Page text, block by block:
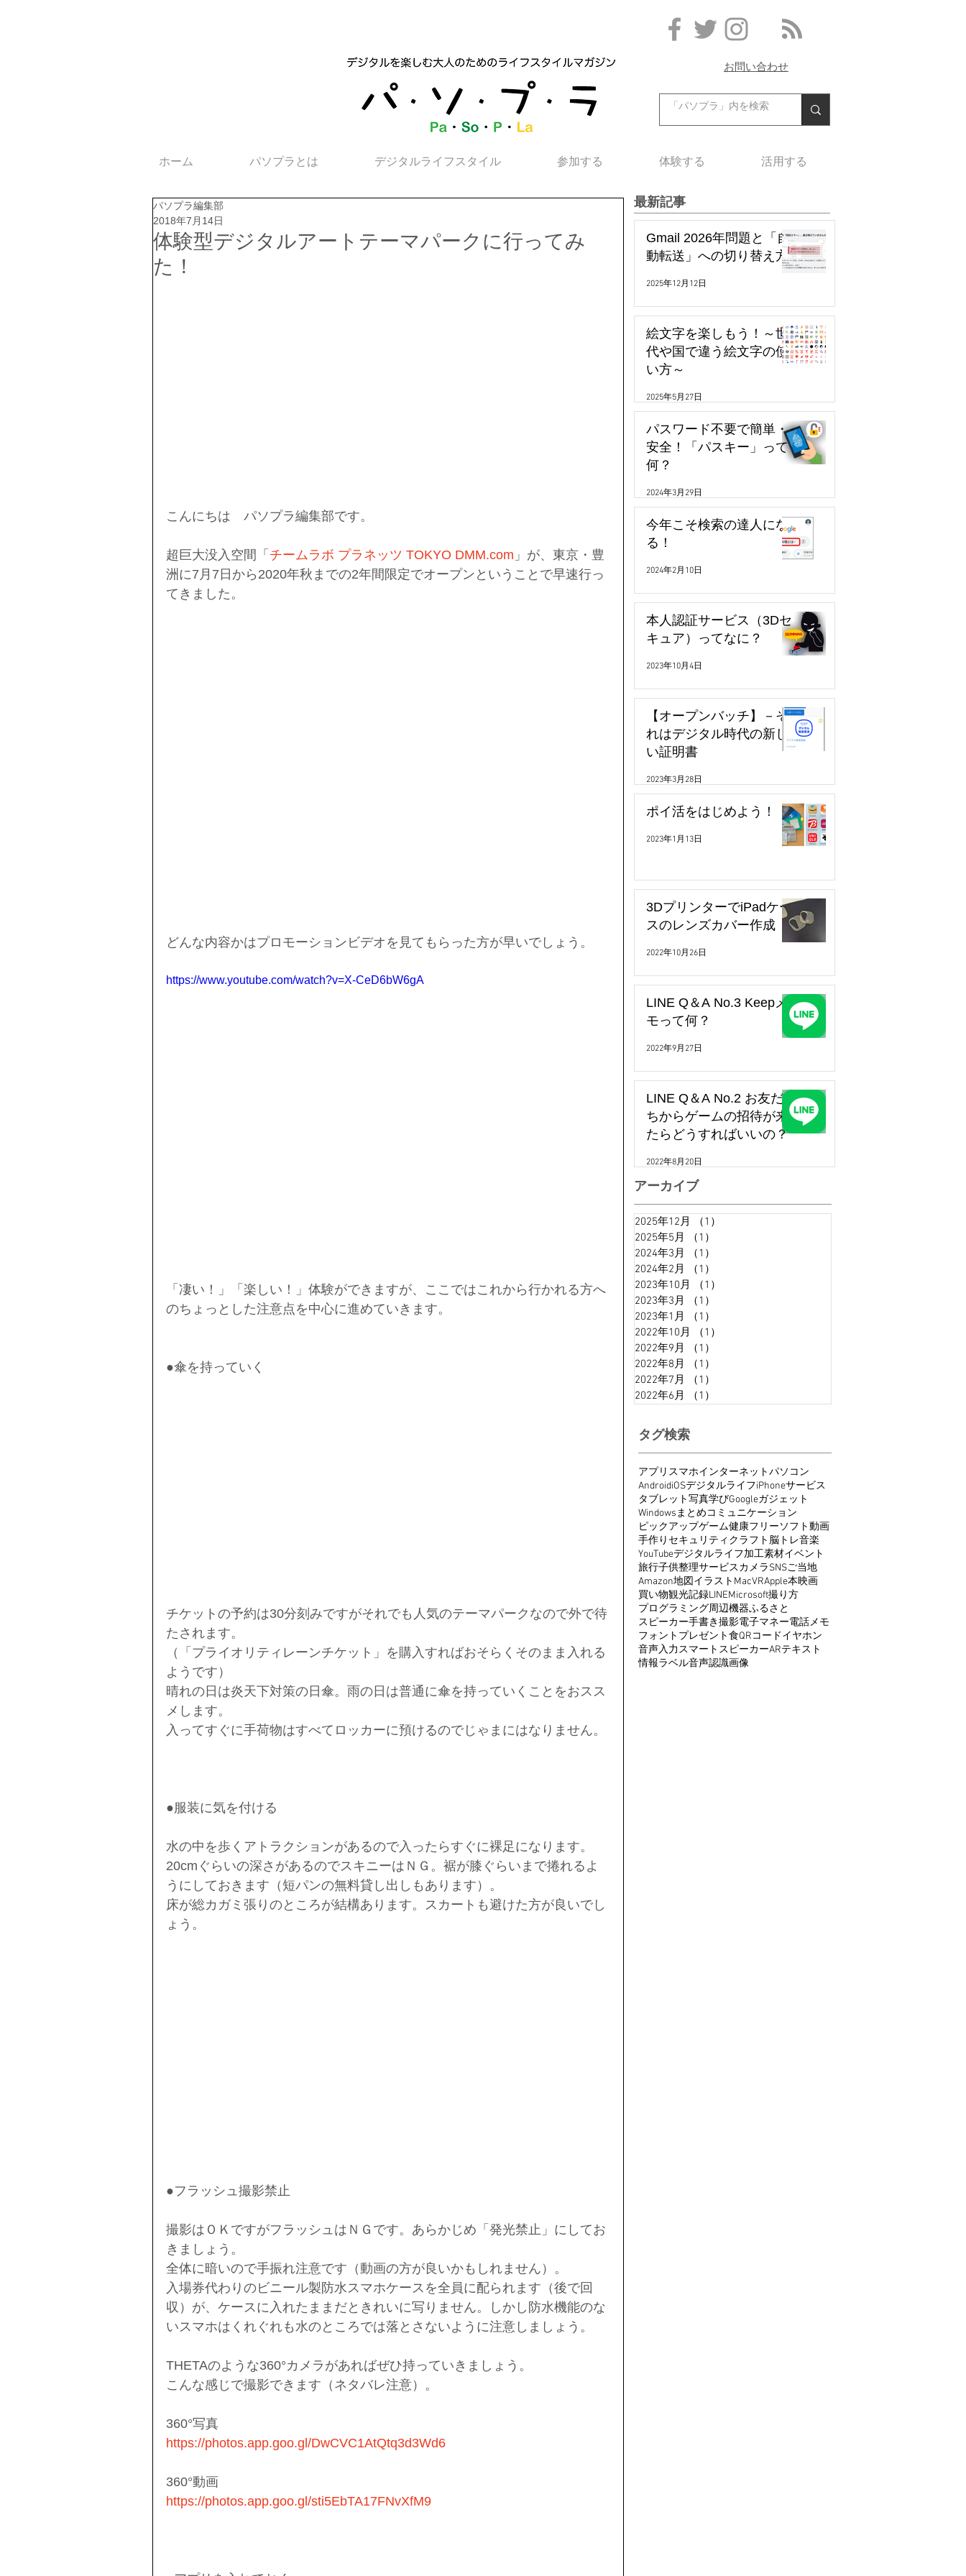
お問い合わせ
ホーム パソプラとは デジタルライフスタイル 参加する 体験する 活用する
体験型デジタルアートテーマパークに行ってみ
た！
パソプラ編集部
2018年7月14日
こんにちは　パソプラ編集部です。
超巨大没入空間「 チームラボ プラネッツ TOKYO DMM.com 」が、東京・豊
洲に7月7日から2020年秋までの2年間限定でオープンということで早速行っ
てきました。
どんな内容かはプロモーションビデオを見てもらった方が早いでしょう。
https://www.youtube.com/watch?v=X-CeD6bW6gA
「凄い！」「楽しい！」体験ができますが、ここではこれから行かれる方へ
のちょっとした注意点を中心に進めていきます。
●傘を持っていく
チケットの予約は30分刻みですがそれでも人気のテーマパークなので外で待
たされます。
（「プライオリティレーンチケット」を購入すればおそらくそのまま入れる
ようです）
晴れの日は炎天下対策の日傘。雨の日は普通に傘を持っていくことをおスス
メします。
入ってすぐに手荷物はすべてロッカーに預けるのでじゃまにはなりません。
●服装に気を付ける
水の中を歩くアトラクションがあるので入ったらすぐに裸足になります。
20cmぐらいの深さがあるのでスキニーはＮＧ。裾が膝ぐらいまで捲れるよ
うにしておきます（短パンの無料貸し出しもあります）。
床が総カガミ張りのところが結構あります。スカートも避けた方が良いでし
ょう。
●フラッシュ撮影禁止
撮影はＯＫですがフラッシュはＮＧです。あらかじめ「発光禁止」にしてお
きましょう。
全体に暗いので手振れ注意です（動画の方が良いかもしれません）。
入場券代わりのビニール製防水スマホケースを全員に配られます（後で回
収）が、ケースに入れたままだときれいに写りません。しかし防水機能のな
いスマホはくれぐれも水のところでは落とさないように注意しましょう。
THETAのような360°カメラがあればぜひ持っていきましょう。
こんな感じで撮影できます（ネタバレ注意）。
360°写真
https://photos.app.goo.gl/DwCVC1AtQtq3d3Wd6
360°動画
https://photos.app.goo.gl/sti5EbTA17FNvXfM9
最新記事
Gmail 2026年問題と「自
動転送」への切り替え方
2025年12月12日
絵文字を楽しもう！～世
代や国で違う絵文字の使
い方～
2025年5月27日
パスワード不要で簡単・
安全！「パスキー」って
何？
2024年3月29日
今年こそ検索の達人にな
る！
2024年2月10日
本人認証サービス（3Dセ
キュア）ってなに？
2023年10月4日
【オープンバッチ】－そ
れはデジタル時代の新し
い証明書
2023年3月28日
ポイ活をはじめよう！
2023年1月13日
3DプリンターでiPadケー
スのレンズカバー作成
2022年10月26日
LINE Q＆A No.3 Keepメ
モって何？
2022年9月27日
LINE Q＆A No.2 お友だ
ちからゲームの招待が来
たらどうすればいいの？
2022年8月20日
アーカイブ
2025年12月 （1）
2025年5月
（1）
2024年3月
（1）
2024年2月
（1）
2023年10月
（1）
2023年3月
（1）
2023年1月
（1）
2022年10月
（1）
2022年9月
（1）
2022年8月
（1）
2022年7月
（1）
2022年6月
（1）
タグ検索
アプリ スマホインターネットパソコン
AndroidiOSデジタルライフiPhoneサービス
タブレット写真学びGoogleガジェット
Windowsまとめコミュニケーション
ピックアップゲーム健康フリーソフト動画
手作り セキュリティ クラフト脳トレ音楽
YouTubeデジタルライフ加工素材イベント
旅行子供整理サービスカメラSNSご当地
Amazon地図イラスト MacVRApple本映画
買い物観光記録LINEMicrosoft撮り方
プログラミング周辺機器ふるさと
スピーカー手書き撮影電子マネー電話メモ
フォント プレゼント食QRコードイヤホン
音声入力スマートスピーカーARテキスト
情報ラベル音声認識画像